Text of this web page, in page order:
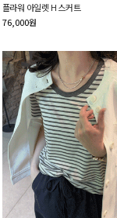
플라워 아일렛 H 스커트
76,000원